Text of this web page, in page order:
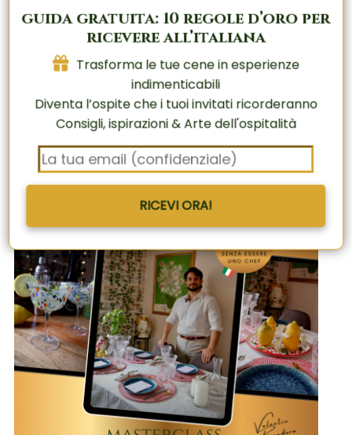
guida gratuita: 10 regole d’oro per
ricevere all’italiana
Trasforma le tue cene in esperienze
indimenticabili
Diventa l’ospite che i tuoi invitati ricorderanno
Consigli, ispirazioni & Arte dell'ospitalità
RICEVI ORA!
RICEVI ORA!
Trasforma le tue cene in esperienze
indimenticabili
Diventa l’ospite che i tuoi invitati ricorderanno
Consigli, ispirazioni & Arte dell'ospitalità
RICEVI ORA!